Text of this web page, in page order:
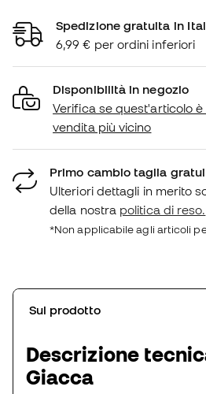
Spedizione gratuita in
6,99 € per ordini inferiori
Disponibilità in negozio
Verifica se quest'articolo
vendita più vicino
Primo cambio taglia
Ulteriori dettagli in merito
della nostra politica di reso.
*Non applicabile agli articoli
Sul prodotto
Descrizione
Giacca